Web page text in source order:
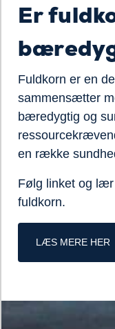
Er
Fuldkorn er en
sammensætter
bæredygtig og
en række
Følg linket og lær
fuldkorn.
LÆS MERE HER